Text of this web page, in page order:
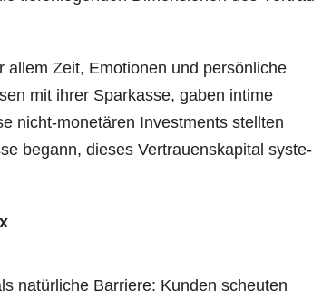
Zeit, Emo­tio­nen und per­sön­li­che
mit ihrer Spar­kas­se, gaben inti­me
nicht-mone­tä­ren Invest­ments stell­ten
begann, die­ses Ver­trau­ens­ka­pi­tal sys­te­
natür­li­che Bar­rie­re: Kun­den scheu­ten